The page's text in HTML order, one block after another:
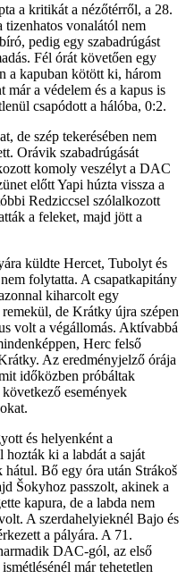
a kritikát a nézőtérről, a 28.
tizenhatos vonalától nem
pedig egy szabadrúgást
Fél órát követően egy
a kapuban kötött ki, három
már a védelem és a kapus is
csapódott a hálóba, 0:2.
de szép tekerésében nem
Orávik szabadrúgását
komoly veszélyt a DAC
ünet előttYapi húzta vissza a
Redziccsel szólalkozott
a feleket, majd jött a
küldte Hercet, Tubolyt és
folytatta. A csapatkapitány
kiharcolt egy
de Krátky újra szépen
volt a végállomás. Aktívabbá
Herc felső
Az eredményjelző órája
időközben próbáltak
események
és helyenként a
ki a labdát a saját
Bő egy óra után Strákoš
Šokyhoz passzolt, akinek a
kapura, de a labda nem
A szerdahelyieknél Bajo és
a pályára. A 71.
DAC-gól, az első
már tehetetlen